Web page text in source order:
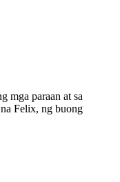
mga paraan at sa
Felix, ng buong